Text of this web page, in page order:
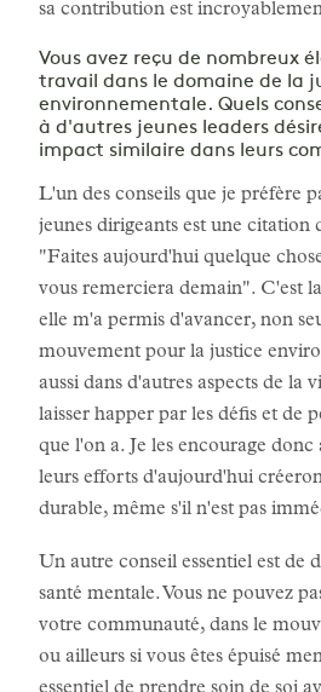
sa contribution est
Vous avez reçu de nombreux
travail dans le domaine de la
environnementale. Quels
à d'autres jeunes leaders
impact similaire dans leurs
L'un des conseils que je préfère
jeunes dirigeants est une citation
"Faites aujourd'hui quelque
vous remerciera demain". C'est
elle m'a permis d'avancer, non
mouvement pour la justice
aussi dans d'autres aspects de la
laisser happer par les défis et de
que l'on a. Je les encourage donc
leurs efforts d'aujourd'hui
durable, même s'il n'est pas
Un autre conseil essentiel est de
santé mentale. Vous ne pouvez
votre communauté, dans le
ou ailleurs si vous êtes épuisé